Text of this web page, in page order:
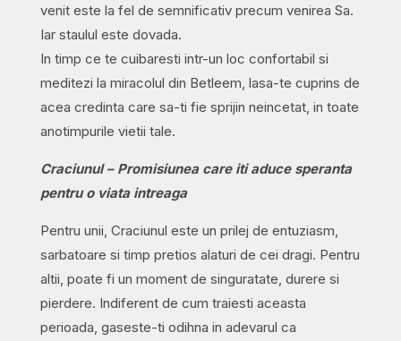
venit este la fel de semnificativ precum venirea Sa.
Iar staulul este dovada.
In timp ce te cuibaresti intr-un loc confortabil si
meditezi la miracolul din Betleem, lasa-te cuprins de
acea credinta care sa-ti fie sprijin neincetat, in toate
anotimpurile vietii tale.
Craciunul – Promisiunea care iti aduce speranta
pentru o viata intreaga
Pentru unii, Craciunul este un prilej de entuziasm,
sarbatoare si timp pretios alaturi de cei dragi. Pentru
altii, poate fi un moment de singuratate, durere si
pierdere. Indiferent de cum traiesti aceasta
perioada, gaseste-ti odihna in adevarul ca